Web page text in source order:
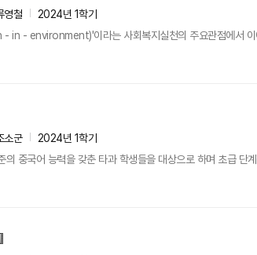
영철
2024년 1학기
- in - environment)'이라는 사회복지실천의 주요관점에서
소군
2024년 1학기
의 중국어 능력을 갖춘 타과 학생들을 대상으로 하며 초급